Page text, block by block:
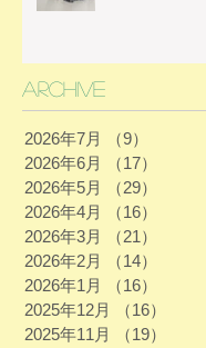
Archive
2026年7月 （9）
2026年6月
（17）
2026年5月
（29）
2026年4月
（16）
2026年3月
（21）
2026年2月
（14）
2026年1月
（16）
2025年12月
（16）
2025年11月
（19）